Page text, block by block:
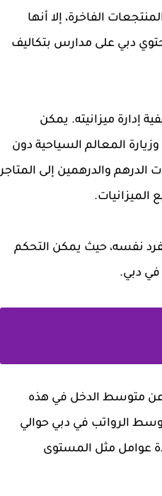
الفاخرة، إلا أنها
دبي على مدارس بتكاليف
إدارة ميزانيته. يمكن
المعالم السياحية دون
والدرهمين إلى المتاجر
الميزانيات.
نفسه، حيث يمكن التحكم
في دبي.
عن متوسط الدخل في هذه
الرواتب في دبي حوالي
عدة عوامل مثل المستوى